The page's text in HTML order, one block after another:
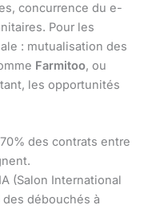
concurrence du e-
Pour les
: mutualisation des
Farmitoo, ou
les opportunités
des contrats entre
(Salon International
des débouchés à